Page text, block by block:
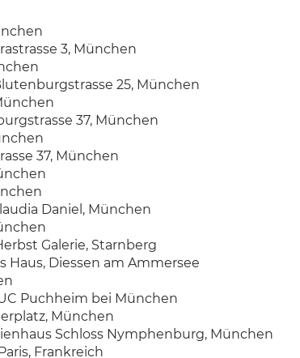
3, München
25, München
37, München
37, München
Daniel, München
Galerie, Starnberg
Haus, Diessen am Ammersee
Puchheim bei München
München
Schloss Nymphenburg, München
Frankreich